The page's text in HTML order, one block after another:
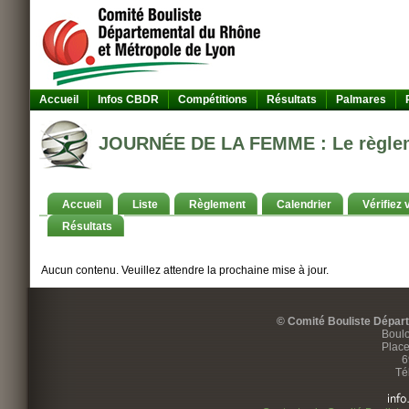
Accueil Infos CBDR Compétitions Résultats Palmares
JOURNÉE DE LA FEMME : Le
Accueil Liste Règlement Calendrier
Vérifiez
Résultats
Aucun contenu. Veuillez attendre la prochaine mise à jour.
© Comité Bouliste